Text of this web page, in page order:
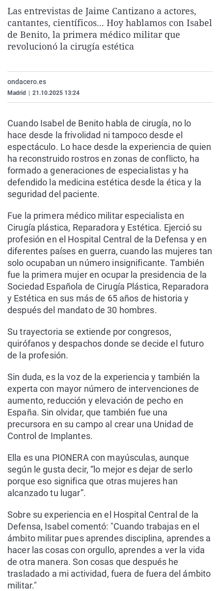
La rosa de los vientos
Gente viajera
Como el perro y el
Caso
Retornados
Equipo de
Extremadura
Galicia
La Rioja
Virales
Televisión
Elecciones
Las entrevistas de Jaime Cantizano a actores,
cantantes, científicos... Hoy hablamos con Isabel
de Benito, la primera médico militar que
revolucionó la cirugía estética
ondacero.es
Madrid 21.10.2025 13:24
Cuando Isabel de Benito habla de cirugía, no lo
hace desde la frivolidad ni tampoco desde el
espectáculo. Lo hace desde la experiencia de quien
ha reconstruido rostros en zonas de conflicto, ha
formado a generaciones de especialistas y ha
defendido la medicina estética desde la ética y la
seguridad del paciente.
Fue la primera médico militar especialista en
Cirugía plástica, Reparadora y Estética. Ejerció su
profesión en el Hospital Central de la Defensa y en
diferentes países en guerra, cuando las mujeres tan
solo ocupaban un número insignificante. También
fue la primera mujer en ocupar la presidencia de la
Sociedad Española de Cirugía Plástica, Reparadora
y Estética en sus más de 65 años de historia y
después del mandato de 30 hombres.
Su trayectoria se extiende por congresos,
quirófanos y despachos donde se decide el futuro
de la profesión.
Sin duda, es la voz de la experiencia y también la
experta con mayor número de intervenciones de
aumento, reducción y elevación de pecho en
España. Sin olvidar, que también fue una
precursora en su campo al crear una Unidad de
Control de Implantes.
Ella es una PIONERA con mayúsculas, aunque
según le gusta decir, “lo mejor es dejar de serlo
porque eso significa que otras mujeres han
alcanzado tu lugar”.
Sobre su experiencia en el Hospital Central de la
Defensa, Isabel comentó: "Cuando trabajas en el
ámbito militar pues aprendes disciplina, aprendes a
hacer las cosas con orgullo, aprendes a ver la vida
de otra manera. Son cosas que después he
trasladado a mi actividad, fuera de fuera del ámbito
militar."